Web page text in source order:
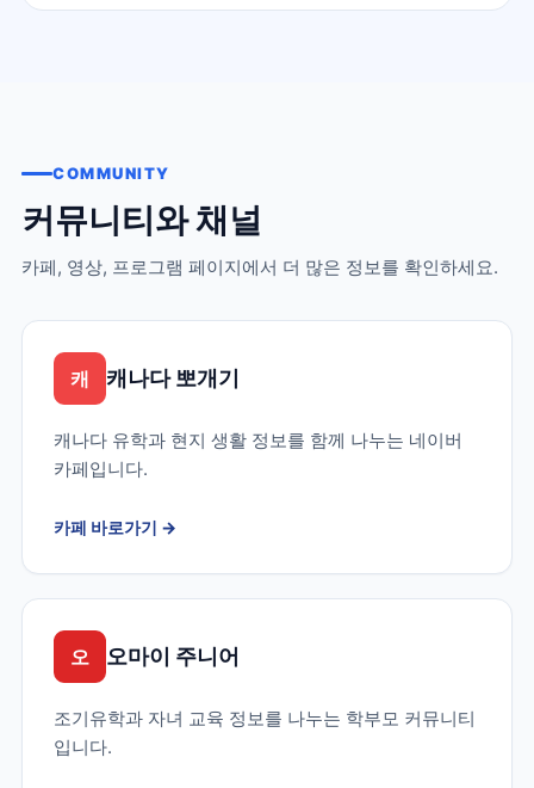
COMMUNITY
커뮤니티와 채널
카페, 영상, 프로그램 페이지에서 더 많은 정보를 확인하세요.
캐 캐나다 뽀개기
캐나다 유학과 현지 생활 정보를 함께 나누는 네이버
카페입니다.
카페 바로가기 →
오 오마이 주니어
조기유학과 자녀 교육 정보를 나누는 학부모 커뮤니티
입니다.